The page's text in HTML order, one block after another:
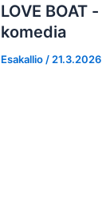
LOVE BOAT -
komedia
Esakallio / 21.3.2026